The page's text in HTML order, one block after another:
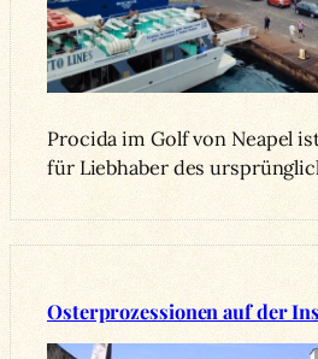
Procida im Golf von Neapel
für Liebhaber des
Osterprozessionen auf der